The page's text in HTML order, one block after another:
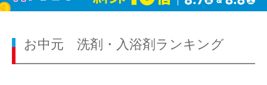
お中元 洗剤・入浴剤ランキング